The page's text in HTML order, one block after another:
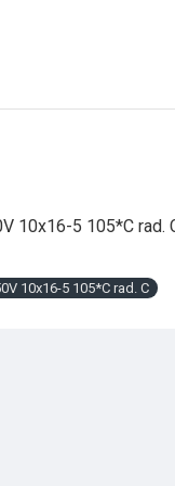
10x16-5 105*C rad.
10x16-5 105*C rad. C